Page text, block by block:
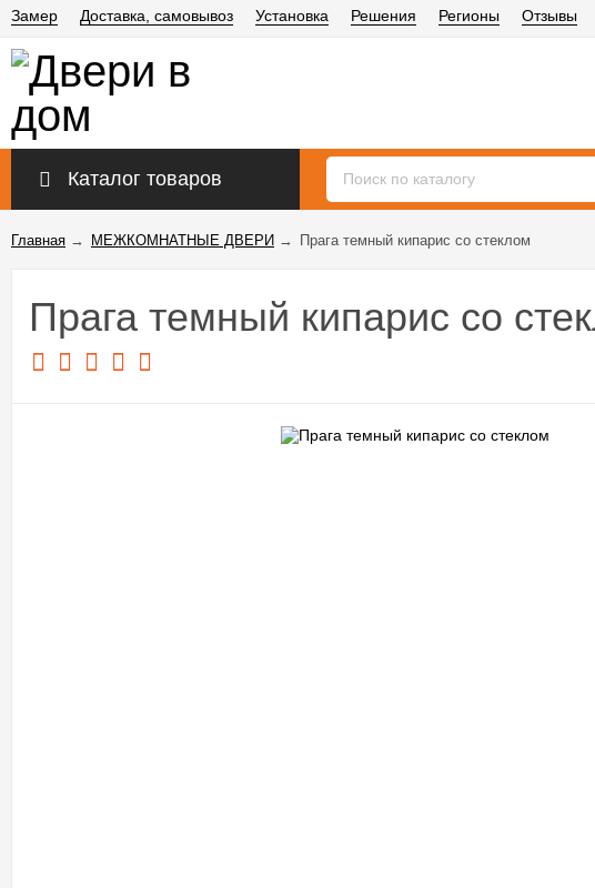
Замер Доставка, самовывоз Установка Решения Регионы Отзывы
Каталог товаров
Главная → МЕЖКОМНАТНЫЕ ДВЕРИ → Прага темный кипарис со стеклом
Прага темный кипарис со